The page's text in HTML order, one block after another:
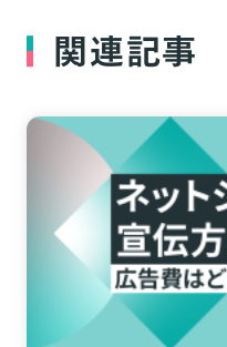
関連記事